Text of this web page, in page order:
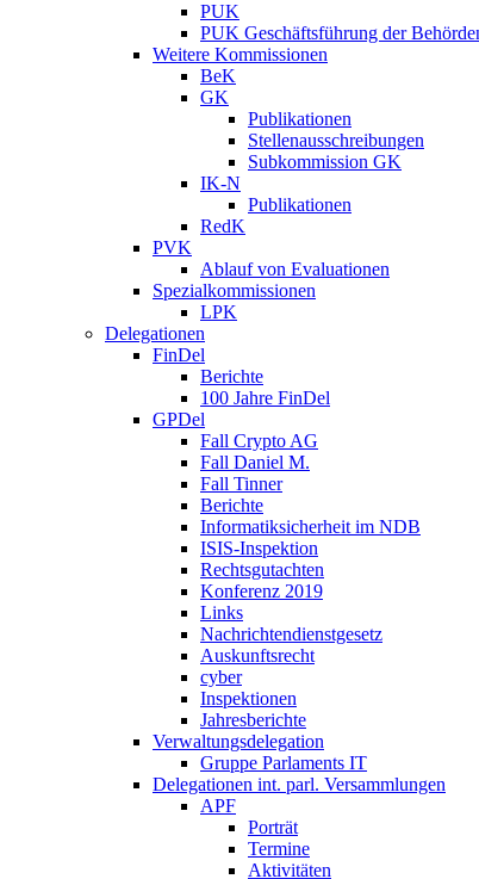
PUK
PUK Geschäftsführung der
Weitere Kommissionen
BeK
GK
Publikationen
Stellenausschreibungen
Subkommission GK
IK-N
Publikationen
RedK
PVK
Ablauf von Evaluationen
Spezialkommissionen
LPK
Delegationen
FinDel
Berichte
100 Jahre FinDel
GPDel
Fall Crypto AG
Fall Daniel M.
Fall Tinner
Berichte
Informatiksicherheit ­im NDB
ISIS-Inspektion
Rechtsgutachten
Konferenz 2019
Links
Nachrichtendienstgesetz
Auskunftsrecht
cyber
Inspektionen
Jahresberichte
Verwaltungsdelegation
Gruppe Parlaments IT
Delegationen int. parl. Versammlungen
APF
Porträt
Termine
Aktivitäten